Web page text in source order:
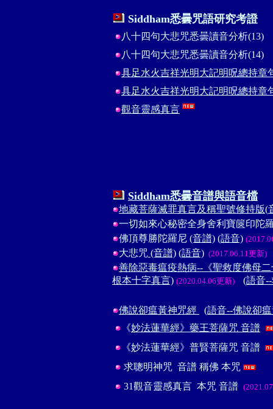
Siddham悉曇咒語研究考證
八十四句大悲咒悉曇讀音分析(13)
八十四句大悲咒悉曇讀音分析(14)
具足水火吉祥光明大記明呪總持章
具足水火吉祥光明大記明呪總持章
觀音靈感真言
Siddham悉曇音譜與語音檔
地藏菩薩滅罪真言及稱聖號修持版(
一切如來心秘密全身舍利寶篋印陀
佛頂尊勝陀羅尼 (音譜) (語音)
大悲咒 (音譜) (語音) (2017.06.11更新)
善除惡毒瘟疫熱病--《聖救度佛母
根本十字真言) (2020.04.06更新) (語音
佛說卻瘟黃神咒經
(語音--佛說卻
《妙法蓮華經》藥王菩薩咒 音譜
《妙法蓮華經》普賢菩薩咒 音譜
求聰明神咒 音譜 稱佛 本咒
31觀音靈感真言 本咒 音譜